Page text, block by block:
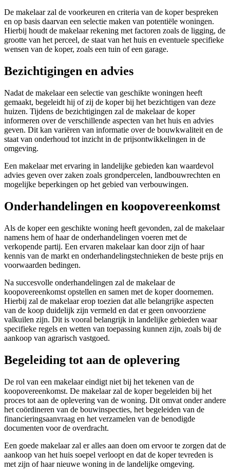
De makelaar zal de voorkeuren en criteria van de koper bespreken
en op basis daarvan een selectie maken van potentiële woningen.
Hierbij houdt de makelaar rekening met factoren zoals de ligging, de
grootte van het perceel, de staat van het huis en eventuele specifieke
wensen van de koper, zoals een tuin of een garage.
Bezichtigingen en advies
Nadat de makelaar een selectie van geschikte woningen heeft
gemaakt, begeleidt hij of zij de koper bij het bezichtigen van deze
huizen. Tijdens de bezichtigingen zal de makelaar de koper
informeren over de verschillende aspecten van het huis en advies
geven. Dit kan variëren van informatie over de bouwkwaliteit en de
staat van onderhoud tot inzicht in de prijsontwikkelingen in de
omgeving.
Een makelaar met ervaring in landelijke gebieden kan waardevol
advies geven over zaken zoals grondpercelen, landbouwrechten en
mogelijke beperkingen op het gebied van verbouwingen.
Onderhandelingen en koopovereenkomst
Als de koper een geschikte woning heeft gevonden, zal de makelaar
namens hem of haar de onderhandelingen voeren met de
verkopende partij. Een ervaren makelaar kan door zijn of haar
kennis van de markt en onderhandelingstechnieken de beste prijs en
voorwaarden bedingen.
Na succesvolle onderhandelingen zal de makelaar de
koopovereenkomst opstellen en samen met de koper doornemen.
Hierbij zal de makelaar erop toezien dat alle belangrijke aspecten
van de koop duidelijk zijn vermeld en dat er geen onvoorziene
valkuilen zijn. Dit is vooral belangrijk in landelijke gebieden waar
specifieke regels en wetten van toepassing kunnen zijn, zoals bij de
aankoop van agrarisch vastgoed.
Begeleiding tot aan de oplevering
De rol van een makelaar eindigt niet bij het tekenen van de
koopovereenkomst. De makelaar zal de koper begeleiden bij het
proces tot aan de oplevering van de woning. Dit omvat onder andere
het coördineren van de bouwinspecties, het begeleiden van de
financieringsaanvraag en het verzamelen van de benodigde
documenten voor de overdracht.
Een goede makelaar zal er alles aan doen om ervoor te zorgen dat de
aankoop van het huis soepel verloopt en dat de koper tevreden is
met zijn of haar nieuwe woning in de landelijke omgeving.